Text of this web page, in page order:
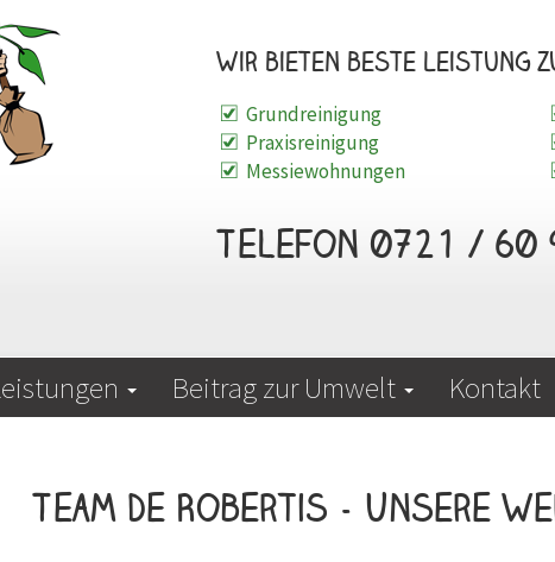
Wir bieten beste Leistung
Grundreinigung
Praxisreinigung
Messiewohnungen
Telefon 0721 / 60
Beitrag zur Umwelt Kontakt
Team De Robertis - Unsere